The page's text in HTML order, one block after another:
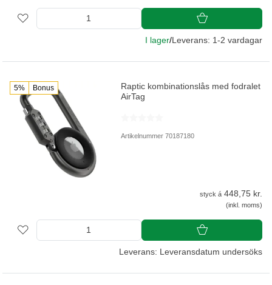
I lager/Leverans: 1-2 vardagar
5% Bonus
Raptic kombinationslås med fodralet
AirTag
Artikelnummer 70187180
styck á 448,75 kr.
(inkl. moms)
Leverans: Leveransdatum undersöks